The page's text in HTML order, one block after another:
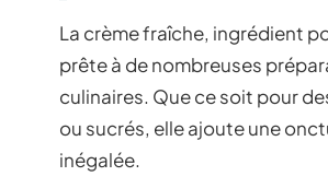
La crème fraîche, ingrédient
prête à de nombreuses
culinaires. Que ce soit pour
ou sucrés, elle ajoute une
inégalée.